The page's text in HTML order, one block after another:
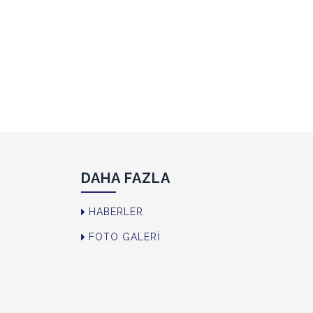
DAHA FAZLA
HABERLER
FOTO GALERİ